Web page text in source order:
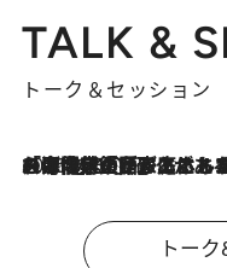
TALK &
トーク＆セッション
2026.8.3
「今後値上げがあるとすれば…」「リスクがあるのは今年の冬」エネルギー専門家が語る、ホルムズ海峡封鎖が家庭にもたらす“ある心配”
トー